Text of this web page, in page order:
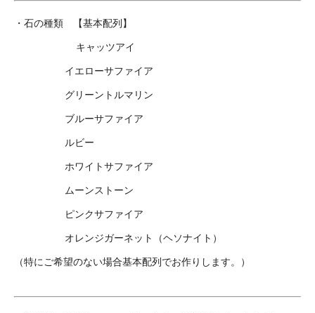
・石の種類 【基本配列】
キャッツアイ
イエローサファイア
グリーントルマリン
ブルーサファイア
ルビー
ホワイトサファイア
ムーンストーン
ピンクサファイア
オレンジガーネット（ヘソナイト）
（特にご希望のない場合基本配列でお作りします。）